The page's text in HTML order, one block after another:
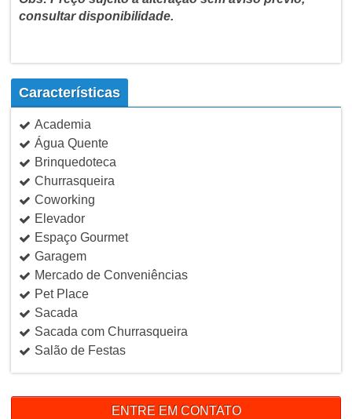
consultar disponibilidade.
Características
Academia
Água Quente
Brinquedoteca
Churrasqueira
Coworking
Elevador
Espaço Gourmet
Garagem
Mercado de Conveniências
Pet Place
Sacada
Sacada com Churrasqueira
Salão de Festas
ENTRE EM CONTATO